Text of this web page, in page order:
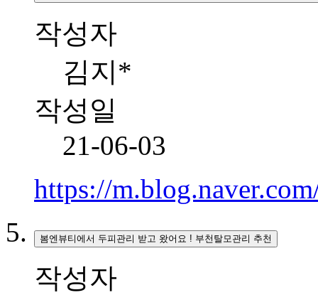
작성자
김지*
작성일
21-06-03
https://
봄엔뷰티에서 두피관리 받고 왔어요 ! 부천탈모관리 추천
작성자